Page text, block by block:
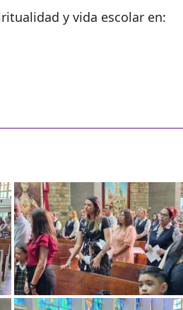
y vida escolar en: